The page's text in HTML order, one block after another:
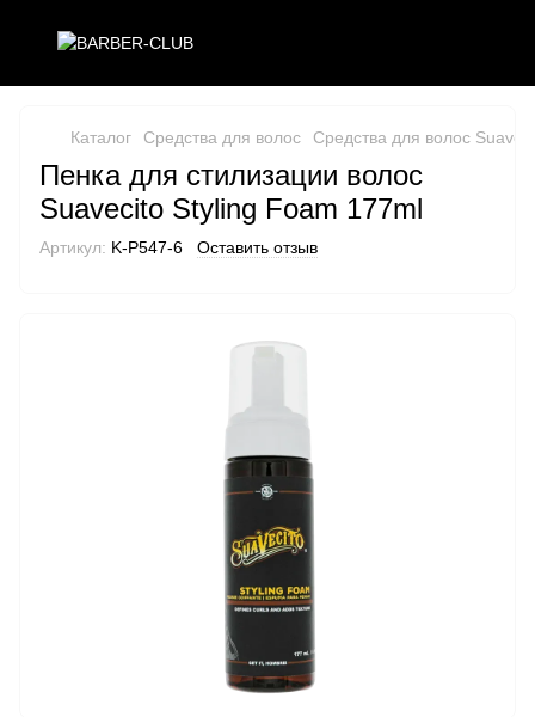
Каталог Средства для волос Средства для волос
Пенка для стилизации волос
Suavecito Styling Foam 177ml
Артикул: K-P547-6 Оставить отзыв